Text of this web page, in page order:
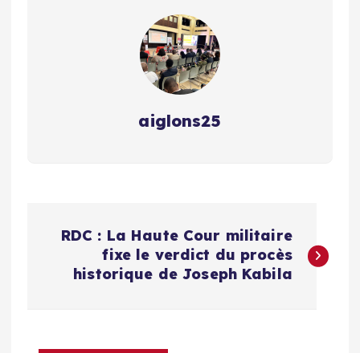
aiglons25
RDC : La Haute Cour militaire
fixe le verdict du procès
historique de Joseph Kabila